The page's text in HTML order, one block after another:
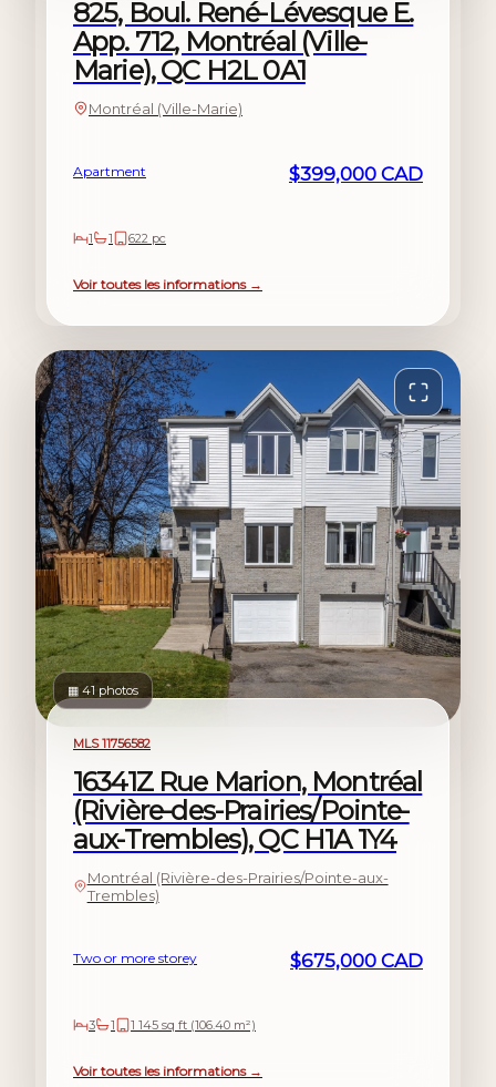
825, Boul. René-Lévesque E.
App. 712, Montréal (Ville-
Marie), QC H2L 0A1
Montréal (Ville-Marie)
Apartment $399,000 CAD
1 1 622 pc
Voir toutes les informations →
For sale
▦ 41 photos
MLS 11756582
16341Z Rue Marion, Montréal
(Rivière-des-Prairies/Pointe-
aux-Trembles), QC H1A 1Y4
Montréal (Rivière-des-Prairies/Pointe-aux-
Trembles)
Two or more storey $675,000 CAD
3 1 1 145 sq ft (106.40 m²)
Voir toutes les informations →